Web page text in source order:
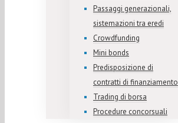
Passaggi generazionali,
sistemazioni tra eredi
Crowdfunding
Mini bonds
Predisposizione di
contratti di finanziamento
Trading di borsa
Procedure concorsuali